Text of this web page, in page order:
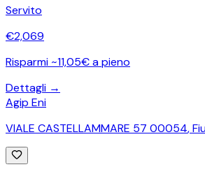
Servito
€2,069
Risparmi ~11,05€ a pieno
Dettagli →
Agip Eni
VIALE CASTELLAMMARE 57 00054,